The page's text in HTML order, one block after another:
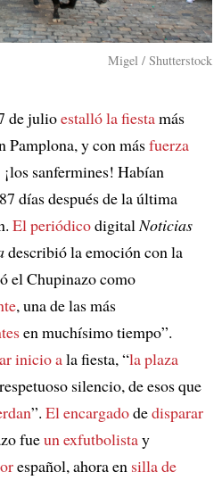
Migel / Shutterstock
de julioestallóla fiestamás
Pamplona, y con másfuerza
sanfermines! Habían
días después de la última
El periódicodigital Noticias
describió la emoción con la
el Chupinazo como
, una de las más
en muchísimo tiempo”.
inicio ala fiesta, “la plaza
silencio, de esos que
”. El encargadodedisparar
fueun exfutbolistay
español, ahora en silla de